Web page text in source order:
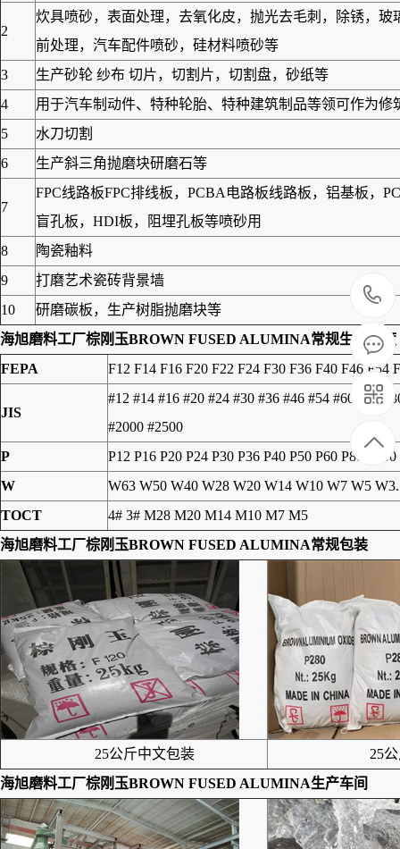
2
炊具喷砂，表面处理，去氧化皮，抛光去毛刺，除锈，
前处理，汽车配件喷砂，硅材料喷砂等
3
生产砂轮 纱布 切片，切割片，切割盘，砂纸等
4
用于汽车制动件、特种轮胎、特种建筑制品等领可作为
5
水刀切割
6
生产斜三角抛磨块研磨石等
7
FPC线路板FPC排线板，PCBA电路板线路板，铝基板，
盲孔板，HDI板，阻埋孔板等喷砂用
8
陶瓷釉料
9
打磨艺术瓷砖背景墙
10
研磨碳板，生产树脂抛磨块等
海旭磨料工厂棕刚玉BROWN FUSED ALUMINA常规生产粒度
FEPA
F12 F14 F16 F20 F22 F24 F30 F36 F40 F46 F54
JIS
#12 #14 #16 #20 #24 #30 #36 #46 #54 #60 #70
#2000 #2500
P
P12 P16 P20 P24 P30 P36 P40 P50 P60 P80
W
W63 W50 W40 W28 W20 W14 W10 W7 W5
TOCT
4# 3# M28 M20 M14 M10 M7 M5
海旭磨料工厂棕刚玉BROWN FUSED ALUMINA常规包装
25公斤中文包装
25公
海旭磨料工厂棕刚玉BROWN FUSED ALUMINA生产车间